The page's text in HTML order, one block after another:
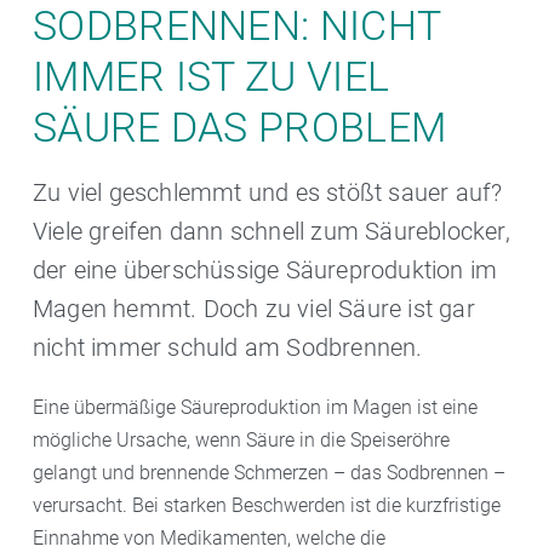
SODBRENNEN: NICHT
IMMER IST ZU VIEL
SÄURE DAS PROBLEM
Zu viel geschlemmt und es stößt sauer auf?
Viele greifen dann schnell zum Säureblocker,
der eine überschüssige Säureproduktion im
Magen hemmt. Doch zu viel Säure ist gar
nicht immer schuld am Sodbrennen.
Eine übermäßige Säureproduktion im Magen ist eine
mögliche Ursache, wenn Säure in die Speiseröhre
gelangt und brennende Schmerzen – das Sodbrennen –
verursacht. Bei starken Beschwerden ist die kurzfristige
Einnahme von Medikamenten, welche die